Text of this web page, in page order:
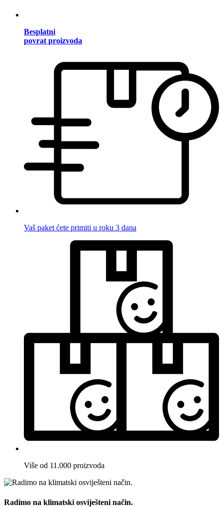
Besplatni
povrat proizvoda
Vaš paket ćete primiti u roku 3 dana
Više od 11.000 proizvoda
Radimo na klimatski osviješteni način.